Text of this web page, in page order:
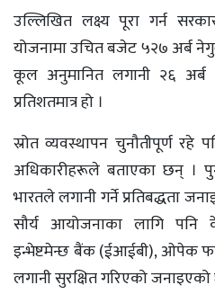
उल्लिखित लक्ष्य पूरा गर्न
योजनामा उचित बजेट ५२७ अर्ब
कूल अनुमानित लगानी २६ अर्ब
प्रतिशतमात्र हो ।
स्रोत व्यवस्थापन चुनौतीपूर्ण
अधिकारीहरूले बताएका छन् ।
भारतले लगानी गर्ने प्रतिबद्धता
सौर्य आयोजनाका लागि पनि
इन्भेष्टमेन्छ बैंक (ईआईबी), ओपेक
लगानी सुरक्षित गरिएको